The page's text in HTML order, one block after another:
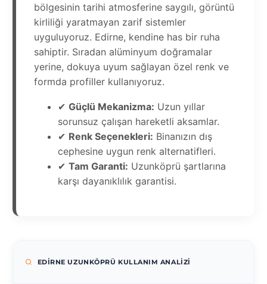
bölgesinin tarihi atmosferine saygılı, görüntü
kirliliği yaratmayan zarif sistemler
uyguluyoruz. Edirne, kendine has bir ruha
sahiptir. Sıradan alüminyum doğramalar
yerine, dokuya uyum sağlayan özel renk ve
formda profiller kullanıyoruz.
✔ Güçlü Mekanizma: Uzun yıllar
sorunsuz çalışan hareketli aksamlar.
✔ Renk Seçenekleri: Binanızın dış
cephesine uygun renk alternatifleri.
✔ Tam Garanti: Uzunköprü şartlarına
karşı dayanıklılık garantisi.
EDIRNE UZUNKÖPRÜ KULLANIM ANALIZI